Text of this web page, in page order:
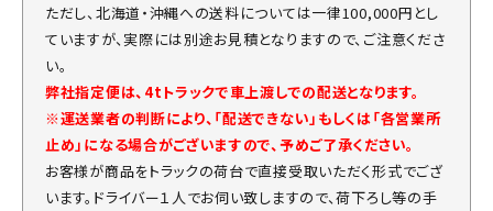
ただし、北海道・沖縄への送料については一律100,000円とし
ていますが、実際には別途お見積となりますので、ご注意くださ
い。
弊社指定便は、4tトラックで車上渡しでの配送となります。
※運送業者の判断により、「配送できない」もしくは「各営業所
止め」になる場合がございますので、予めご了承ください。
お客様が商品をトラックの荷台で直接受取いただく形式でござ
います。ドライバー１人でお伺い致しますので、荷下ろし等の手